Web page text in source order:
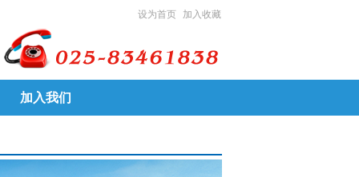
设为首页 加入收藏
加入我们